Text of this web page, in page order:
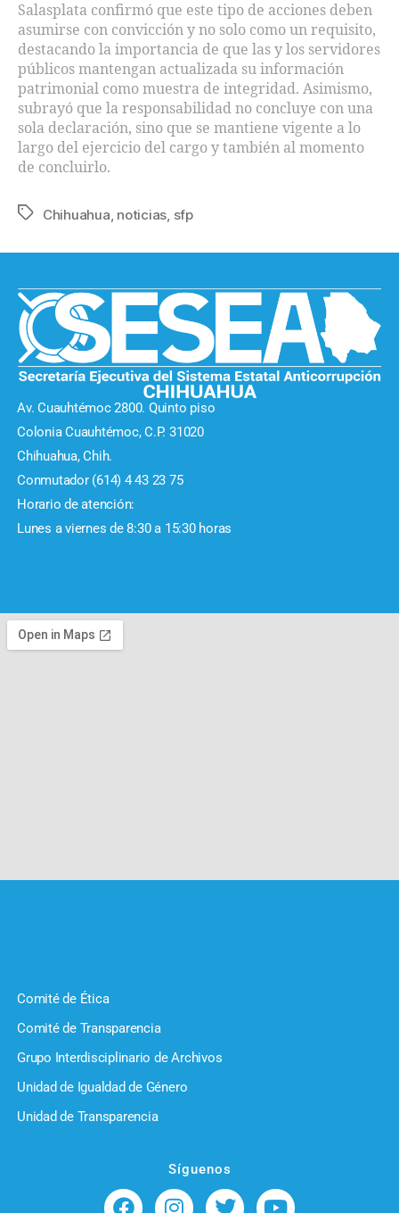
Salasplata confirmó que este tipo de acciones deben
asumirse con convicción y no solo como un requisito,
destacando la importancia de que las y los servidores
públicos mantengan actualizada su información
patrimonial como muestra de integridad. Asimismo,
subrayó que la responsabilidad no concluye con una
sola declaración, sino que se mantiene vigente a lo
largo del ejercicio del cargo y también al momento
de concluirlo.
Chihuahua, noticias, sfp
Av. Cuauhtémoc 2800. Quinto piso
Colonia Cuauhtémoc, C.P. 31020
Chihuahua, Chih.
Conmutador (614) 4 43 23 75
Horario de atención:
Lunes a viernes de 8:30 a 15:30 horas
Comité de Ética
Comité de Transparencia
Grupo Interdisciplinario de Archivos
Unidad de Igualdad de Género
Unidad de Transparencia
Síguenos